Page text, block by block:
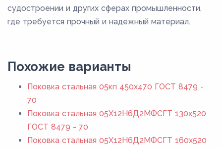
судостроении и других сферах промышленности,
где требуется прочный и надежный материал.
Похожие варианты
Поковка стальная 05кп 450x470 ГОСТ 8479 -
70
Поковка стальная 05Х12Н6Д2МФСГТ 130x520
ГОСТ 8479 - 70
Поковка стальная 05Х12Н6Д2МФСГТ 160x520